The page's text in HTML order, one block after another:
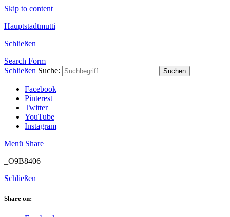
Skip to content
Hauptstadtmutti
Schließen
Search Form
Schließen Suche: Suchen
Facebook
Pinterest
Twitter
YouTube
Instagram
Menü Share
_O9B8406
Schließen
Share on: